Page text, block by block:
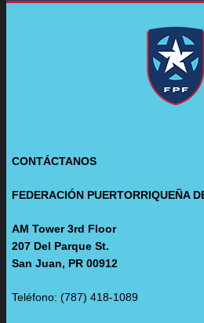
CONTÁCTANOS
FEDERACIÓN PUERTORRIQUEÑA
AM Tower 3rd Floor
207 Del Parque St.
San Juan, PR 00912
Teléfono: (787) 418-1089